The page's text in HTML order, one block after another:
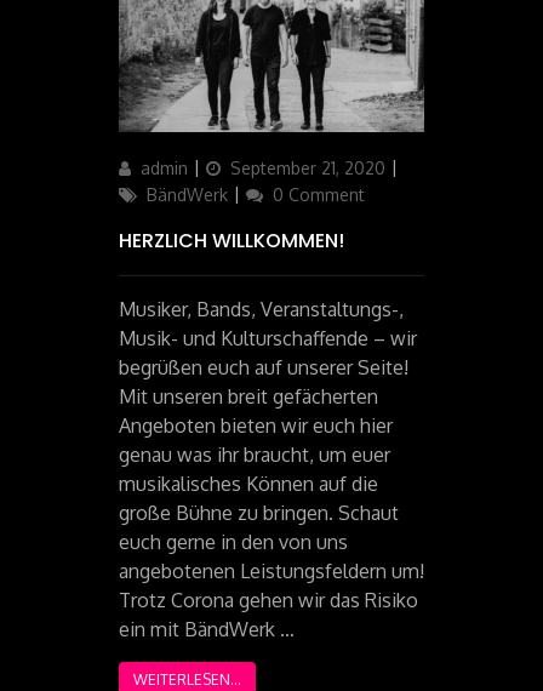
Author
admin
Updated
on
September 21, 2020
BändWerk
0 Comment
HERZLICH WILLKOMMEN!
Musiker, Bands, Veranstaltungs-,
Musik- und Kulturschaffende – wir
begrüßen euch auf unserer Seite!
Mit unseren breit gefächerten
Angeboten bieten wir euch hier
genau was ihr braucht, um euer
musikalisches Können auf die
große Bühne zu bringen. Schaut
euch gerne in den von uns
angebotenen Leistungsfeldern um!
Trotz Corona gehen wir das Risiko
ein mit BändWerk …
WEITERLESEN...